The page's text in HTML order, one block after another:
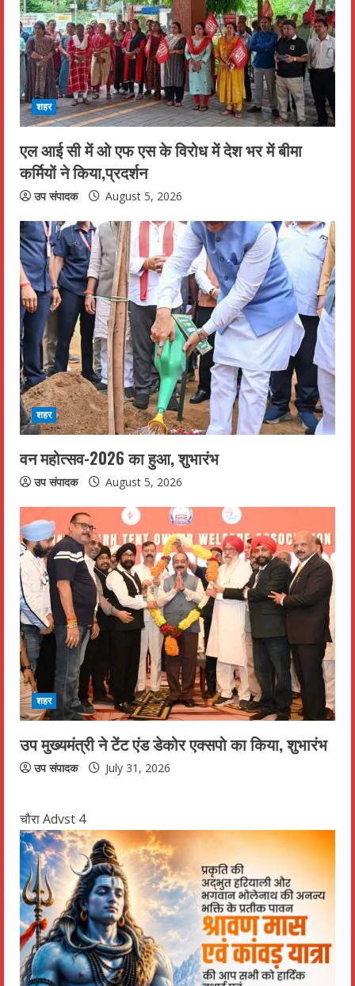
e
a
d
i
n
g
शहर
एल आई सी में ओ एफ एस के विरोध में देश भर में बीमा
कर्मियों ने किया,प्रदर्शन
उप संपादक August 5, 2026
शहर
वन महोत्सव-2026 का हुआ, शुभारंभ
उप संपादक August 5, 2026
शहर
उप मुख्यमंत्री ने टेंट एंड डेकोर एक्सपो का किया, शुभारंभ
उप संपादक July 31, 2026
चौरा Advst 4